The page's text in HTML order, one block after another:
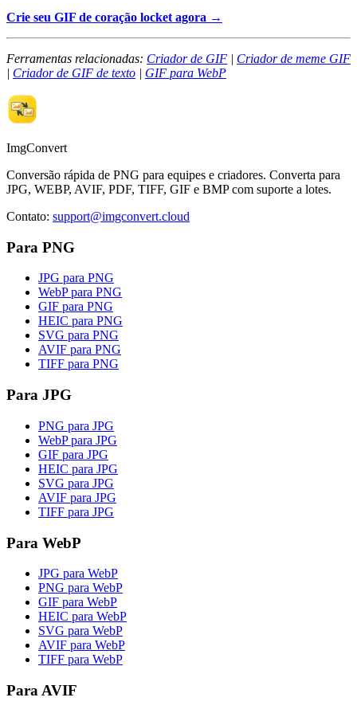
Crie seu GIF de coração locket agora →
Ferramentas relacionadas: Criador de GIF | Criador de meme GIF
| Criador de GIF de texto | GIF para WebP
ImgConvert
Conversão rápida de PNG para equipes e criadores. Converta para
JPG, WEBP, AVIF, PDF, TIFF, GIF e BMP com suporte a lotes.
Contato: support@imgconvert.cloud
Para PNG
JPG para PNG
WebP para PNG
GIF para PNG
HEIC para PNG
SVG para PNG
AVIF para PNG
TIFF para PNG
Para JPG
PNG para JPG
WebP para JPG
GIF para JPG
HEIC para JPG
SVG para JPG
AVIF para JPG
TIFF para JPG
Para WebP
JPG para WebP
PNG para WebP
GIF para WebP
HEIC para WebP
SVG para WebP
AVIF para WebP
TIFF para WebP
Para AVIF